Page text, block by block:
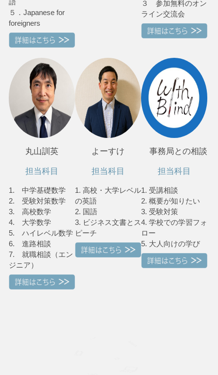
語
５．Japanese for
foreigners
３ 参加無料のオン
ライン交流会
丸山訓英
担当科目
1. 中学基礎数学
2. 受験対策数学
3. 高校数学
4. 大学数学
5. ハイレベル数学
6. 進路相談
7. 就職相談（エン
ジニア）
よーすけ
担当科目
1. 高校・大学レベル
の英語
2. 国語
3. ビジネス文書とス
ピーチ
事務局との相談
担当科目
1. 受講相談
2. 概要が知りたい
3. 受験対策
4. 学校での学習フォ
ロー
5. 大人向けの学び